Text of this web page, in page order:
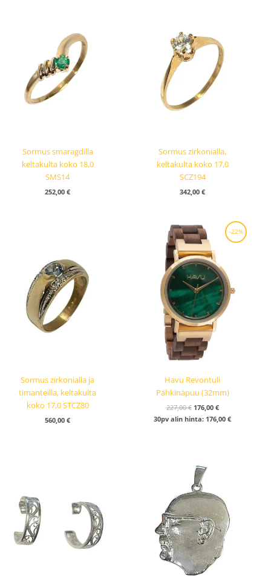
Sormus smaragdilla
keltakulta koko 18,0
SMS14
252,00 €
Sormus zirkonialla,
keltakulta koko 17,0
SCZ194
342,00 €
Sormus zirkonialla ja
timanteilla, keltakulta
koko 17,0 STCZ80
560,00 €
-22%
Havu Revontuli
Pähkinäpuu (32mm)
227,00€
Alkuperäinen
hinta
oli:
227,00 €.
176,00 €
Nykyinen
hinta
30pv alin hinta: 176,00 €